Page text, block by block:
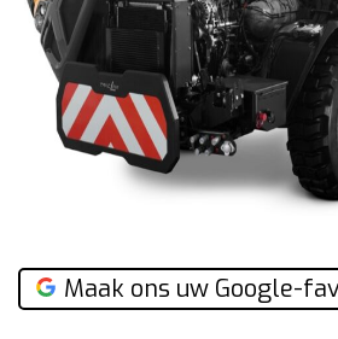
Maak ons uw Google-